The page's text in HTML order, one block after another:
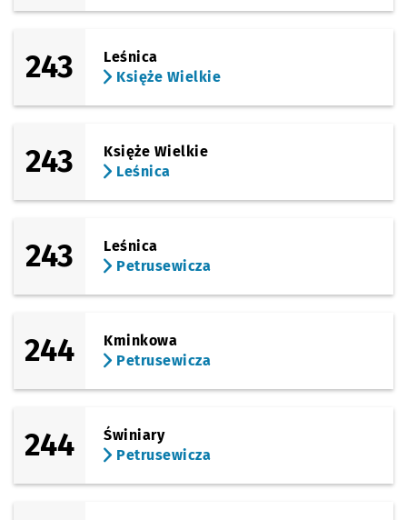
243
Leśnica
Księże Wielkie
243
Księże Wielkie
Leśnica
243
Leśnica
Petrusewicza
244
Kminkowa
Petrusewicza
244
Świniary
Petrusewicza